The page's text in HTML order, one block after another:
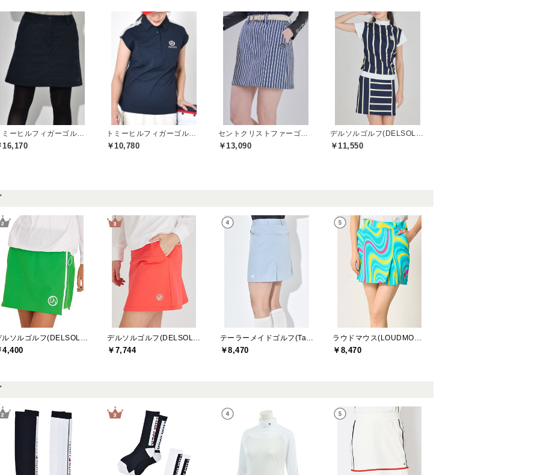
トミーヒルフィガーゴルフ(TOMMY HILFIGER GOLF)
16,170
トミーヒルフィガーゴルフ(TOMMY HILFIGER GOLF)
￥10,780
セントクリストファーゴルフ(St.ChristopherGolf)
￥13,090
デルソルゴルフ(DELSOL GOLF)
￥11,550
4,400 ￥7,744 ￥8,470 ￥8,470